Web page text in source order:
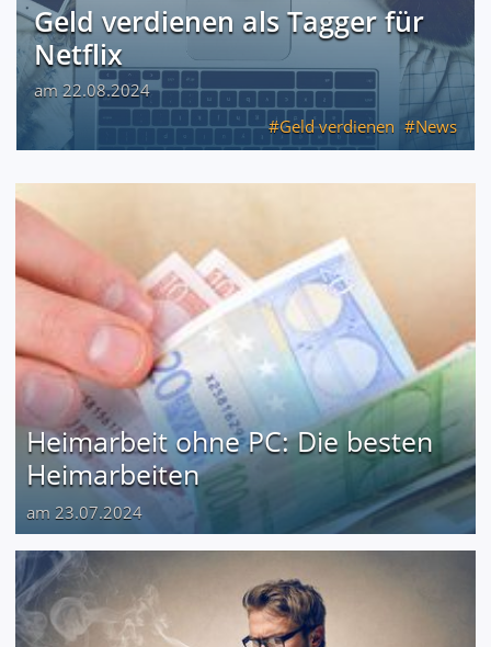
Geld verdienen als Tagger für
Netflix
am 22.08.2024
Geld verdienen
News
Heimarbeit ohne PC: Die besten
Heimarbeiten
am 23.07.2024